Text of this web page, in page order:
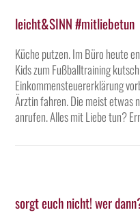
leicht&SINN #mitliebetun
Küche putzen. Im Büro heute
Kids zum Fußballtraining
Einkommensteuererklärung
Ärztin fahren. Die meist etwas
anrufen. Alles mit Liebe tun?
sorgt euch nicht! wer